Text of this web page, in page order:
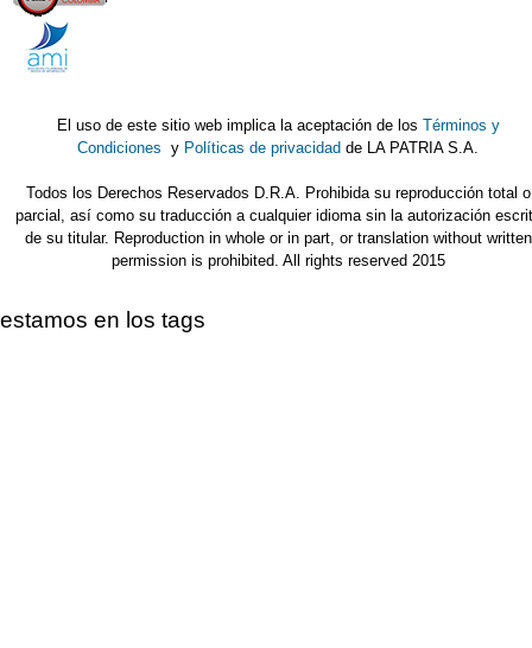
El uso de este sitio web implica la aceptación de los Términos y
Condiciones y Políticas de privacidad de LA PATRIA S.A.
Todos los Derechos Reservados D.R.A. Prohibida su reproducción total o
parcial, así como su traducción a cualquier idioma sin la autorización
de su titular. Reproduction in whole or in part, or translation without written
permission is prohibited. All rights reserved 2015
estamos en los tags